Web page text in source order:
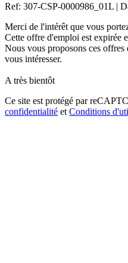
Ref: 307-CSP-0000986_01L |
Merci de l'intérêt que vous
Cette offre d'emploi est expirée
Nous vous proposons ces
vous intéresser.
A très bientôt
Ce site est protégé par
confidentialité et Conditions